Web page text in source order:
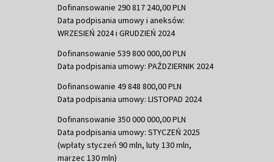
Dofinansowanie 290 817 240,00 PLN
Data podpisania umowy i aneksów:
WRZESIEŃ 2024 i GRUDZIEŃ 2024
Dofinansowanie 539 800 000,00 PLN
Data podpisania umowy: PAŹDZIERNIK 2024
Dofinansowanie 49 848 800,00 PLN
Data podpisania umowy: LISTOPAD 2024
Dofinansowanie 350 000 000,00 PLN
Data podpisania umowy: STYCZEŃ 2025
(wpłaty styczeń 90 mln, luty 130 mln,
marzec 130 mln)